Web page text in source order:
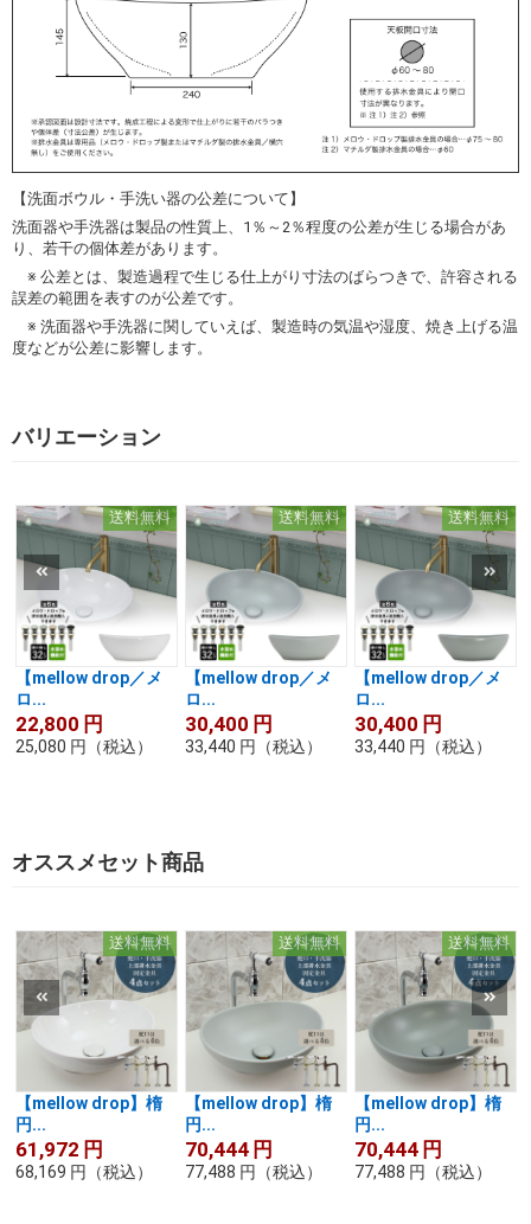
【洗面ボウル・手洗い器の公差について】
洗面器や手洗器は製品の性質上、1％～2％程度の公差が生じる場合があ
り、若干の個体差があります。
※ 公差とは、製造過程で生じる仕上がり寸法のばらつきで、許容される
誤差の範囲を表すのが公差です。
※ 洗面器や手洗器に関していえば、製造時の気温や湿度、焼き上げる温
度などが公差に影響します。
バリエーション
送料無料
【mellow drop／メ
ロ...
22,800 円
25,080 円 （税込）
送料無料
【mellow drop／メ
ロ...
30,400 円
33,440 円 （税込）
送料無料
【mellow drop／メ
ロ...
30,400 円
33,440 円 （税込）
オススメセット商品
送料無料
【mellow drop】楕
円...
61,972 円
68,169 円 （税込）
送料無料
【mellow drop】楕
円...
70,444 円
77,488 円 （税込）
送料無料
【mellow drop】楕
円...
70,444 円
77,488 円 （税込）